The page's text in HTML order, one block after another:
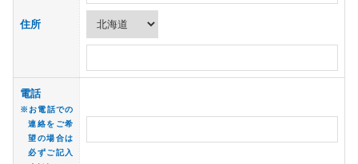
住所
電話
※お電話での
連絡をご希
望の場合は
必ずご記入